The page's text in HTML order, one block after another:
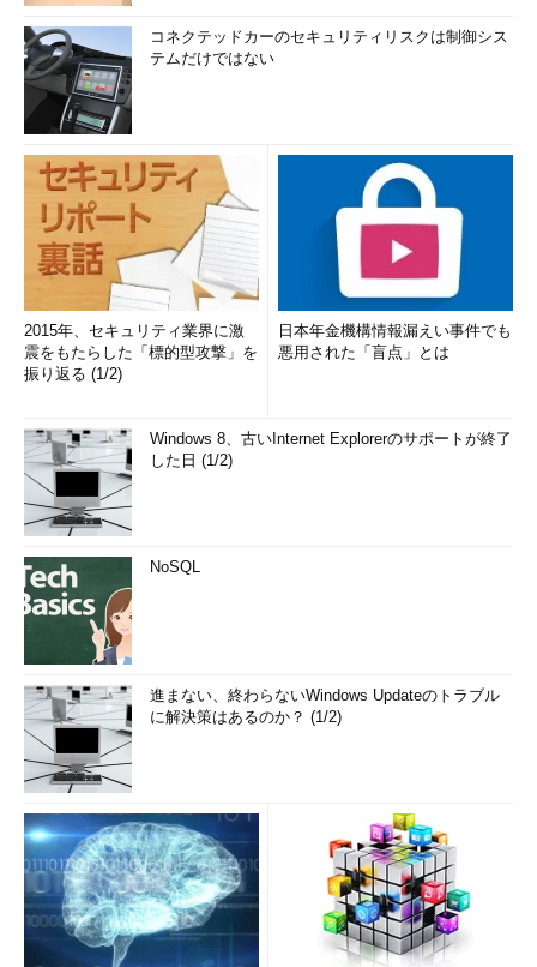
コネクテッドカーのセキュリティリスクは制御シス
テムだけではない
2015年、セキュリティ業界に激
震をもたらした「標的型攻撃」を
振り返る (1/2)
日本年金機構情報漏えい事件でも
悪用された「盲点」とは
Windows 8、古いInternet Explorerのサポートが終了
した日 (1/2)
NoSQL
進まない、終わらないWindows Updateのトラブル
に解決策はあるのか？ (1/2)